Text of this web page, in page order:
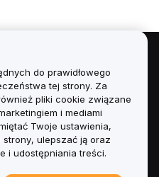
do prawidłowego
tej strony. Za
pliki cookie związane
i mediami
Twoje ustawienia,
ulepszać ją oraz
i udostępniania treści.